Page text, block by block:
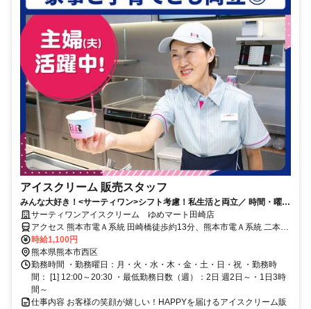
アイスクリーム 販売スタッフ
みんな大好き！<サーティワン>シフト考慮！私生活と両立／ 時間・曜日
応相談／お休みの調整可
サーティワンアイスクリーム ゆめマート田崎店
アクセス 熊本市電Ａ系統 田崎橋徒歩約13分、熊本市電Ａ系統 二本木
口徒歩約15分、連絡バス 熊本新幹線口徒歩約17分 バス停「田崎町」
より徒歩3分
時給1,100円
熊本県熊本市西区
勤務時間 ・勤務曜日：月・火・水・木・金・土・日・祝 ・勤務時
間： [1] 12:00～20:30 ・最低勤務日数（週）：2日 週2日～・1日3時
間～
仕事内容 お客様の笑顔が嬉しい！HAPPYを届けるアイスクリーム販